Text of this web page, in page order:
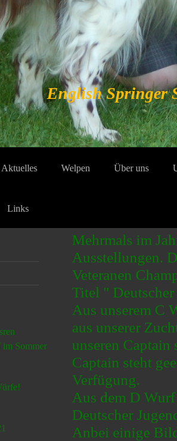
English Springer
Aktuelles Welpen Über uns
Links
im Sommer
Mehrmals im
Ausstellungen.
Veteranen
Titel "
Aus unserem C
aus unserer
unseren
Captain steht
Verfügung.
Aus dem D
Deutscher
Anbei einige